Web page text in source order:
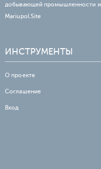
добывающей промышленности и
Mariupol.Site
ИНСТРУМЕНТЫ
О проекте
Соглашение
Вход